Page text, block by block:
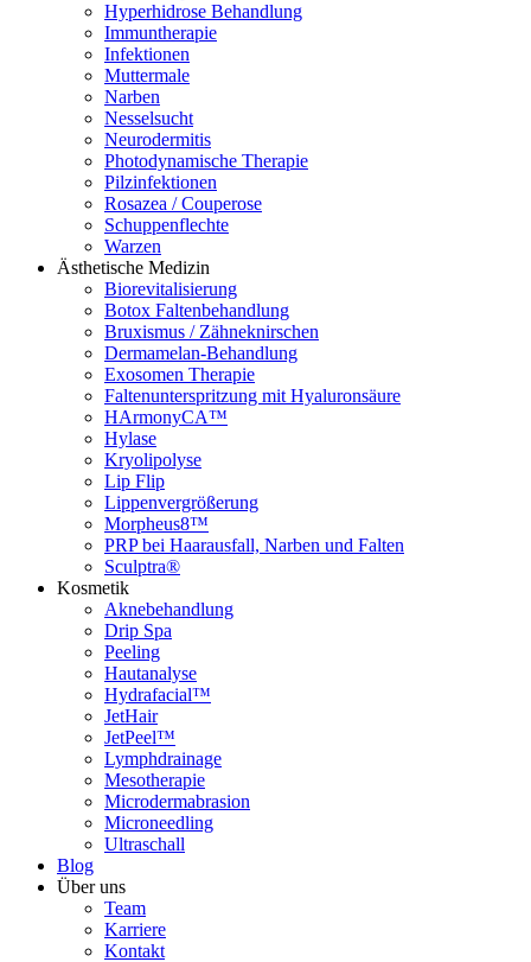
Hyperhidrose Behandlung
Immuntherapie
Infektionen
Muttermale
Narben
Nesselsucht
Neurodermitis
Photodynamische Therapie
Pilzinfektionen
Rosazea / Couperose
Schuppenflechte
Warzen
Ästhetische Medizin
Biorevitalisierung
Botox Faltenbehandlung
Bruxismus / Zähneknirschen
Dermamelan-Behandlung
Exosomen Therapie
Faltenunterspritzung mit Hyaluronsäure
HArmonyCA™
Hylase
Kryolipolyse
Lip Flip
Lippenvergrößerung
Morpheus8™
PRP bei Haarausfall, Narben und Falten
Sculptra®
Kosmetik
Aknebehandlung
Drip Spa
Peeling
Hautanalyse
Hydrafacial™
JetHair
JetPeel™
Lymphdrainage
Mesotherapie
Microdermabrasion
Microneedling
Ultraschall
Blog
Über uns
Team
Karriere
Kontakt